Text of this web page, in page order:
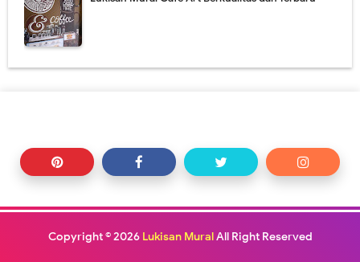
Copyright ©2026 Lukisan MuralAll Right Reserved